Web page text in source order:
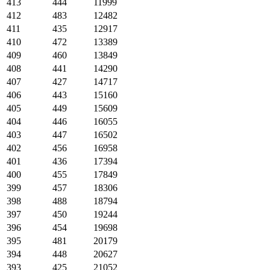
412
483
12482
411
435
12917
410
472
13389
409
460
13849
408
441
14290
407
427
14717
406
443
15160
405
449
15609
404
446
16055
403
447
16502
402
456
16958
401
436
17394
400
455
17849
399
457
18306
398
488
18794
397
450
19244
396
454
19698
395
481
20179
394
448
20627
393
425 21052